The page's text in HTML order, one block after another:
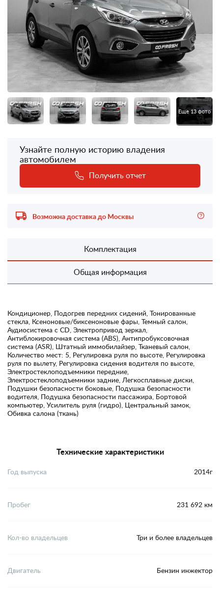
Еще 13 фото
Узнайте полную историю владения
автомобилем
Получить отчет
Возможна доставка до Москвы
Комплектация
Общая информация
Кондиционер, Подогрев передних сидений, Тонированные
стекла, Ксеноновые/биксеноновые фары, Темный салон,
Аудиосистема с CD, Электропривод зеркал,
Антиблокировочная система (ABS), Антипробуксовочная
система (ASR), Штатный иммобилайзер, Тканевый салон,
Количество мест: 5, Регулировка руля по высоте, Регулировка
руля по вылету, Регулировка сидения водителя по высоте,
Электростеклоподъемники передние,
Электростеклоподъемники задние, Легкосплавные диски,
Подушки безопасности боковые, Подушка безопасности
водителя, Подушка безопасности пассажира, Бортовой
компьютер, Усилитель руля (гидро), Центральный замок,
Обивка салона (ткань)
Технические характеристики
Год выпуска 2014г
Пробег 231 692 км
Кол-во владельцев Три и более владельцев
Двигатель Бензин инжектор